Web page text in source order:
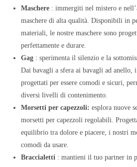
Maschere : immergiti nel mistero e
maschere di alta qualità. Disponibili in
materiali, le nostre maschere sono
perfettamente e durare.
Gag : sperimenta il silenzio e la
Dai bavagli a sfera ai bavagli ad anello,
progettati per essere comodi e sicuri,
diversi livelli di contenimento.
Morsetti per capezzoli: esplora nuove
morsetti per capezzoli regolabili.
equilibrio tra dolore e piacere, i nostri
comodi da usare.
Braccialetti : mantieni il tuo partner in